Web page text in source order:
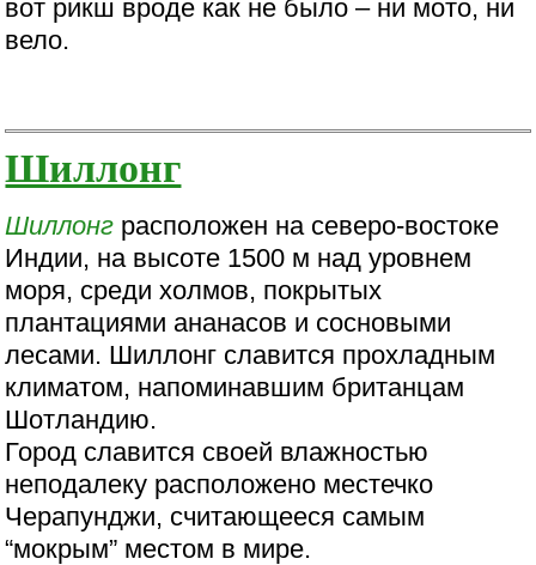
вот рикш вроде как не было – ни мото, ни
вело.
Шиллонг
Шиллонг расположен на северо-востоке
Индии, на высоте 1500 м над уровнем
моря, среди холмов, покрытых
плантациями ананасов и сосновыми
лесами. Шиллонг славится прохладным
климатом, напоминавшим британцам
Шотландию.
Город славится своей влажностью
неподалеку расположено местечко
Черапунджи, считающееся самым
“мокрым” местом в мире.